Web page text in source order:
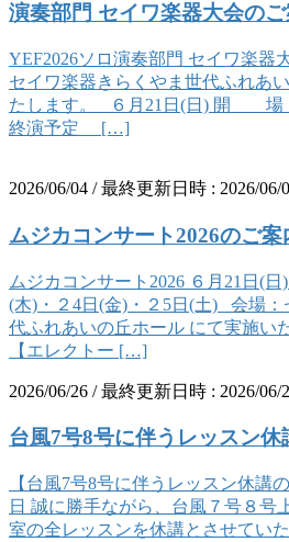
演奏部門 セイワ楽器大会の
YEF2026ソロ演奏部門 セイワ楽器
セイワ楽器きらくやま世代ふれあ
たします。 ６月21日(日) 開
終演予定 […]
2026/06/04 / 最終更新日時 : 2026/06/
ムジカコンサート2026のご案
ムジカコンサート2026 ６月21日(日
(木)・２4日(金)・２5日(土) 会場
代ふれあいの丘ホール にて実施い
【エレクトー […]
2026/06/26 / 最終更新日時 : 2026/06/
台風7号8号に伴うレッスン
【台風7号8号に伴うレッスン休講
日 誠に勝手ながら、台風７号８号
室の全レッスンを休講とさせてい